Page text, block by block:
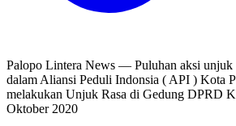
Palopo Lintera News — Puluhan aksi unjuk
dalam Aliansi Peduli Indonsia ( API ) Kota
melakukan Unjuk Rasa di Gedung DPRD
Oktober 2020